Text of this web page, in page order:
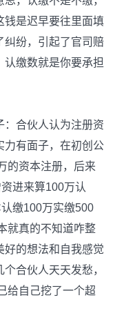
钱是迟早要往里面填
纠纷，引起了官司赔
缴数就是你要承担
合伙人认为注册资
力有面子，在初创公
的资本注册，后来
进来算100万认
缴100万实缴500
就真的不知道咋整
好的想法和自我感觉
合伙人天天发愁，
给自己挖了一个超